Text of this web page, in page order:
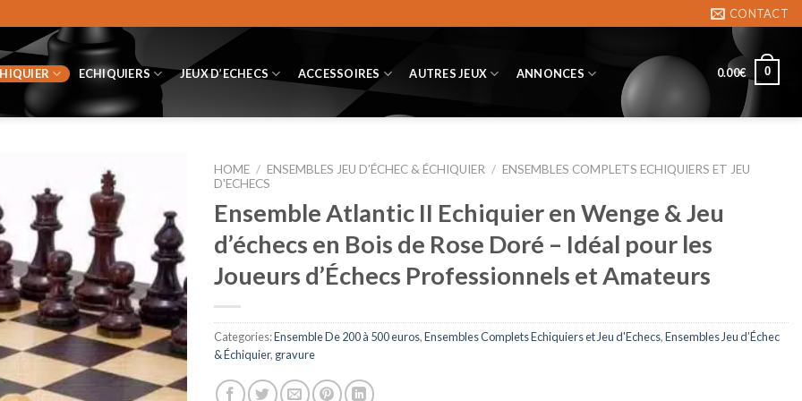
CONTACT
ECHIQUIERS JEUX D’ECHECS ACCESSOIRES AUTRES JEUX ANNONCES 0.00€ 0
HOME / ENSEMBLES JEU D’ÉCHEC & ÉCHIQUIER / ENSEMBLES COMPLETS ECHIQUIERS ET JEU
D'ECHECS
Ensemble Atlantic II Echiquier en Wenge & Jeu
d’échecs en Bois de Rose Doré – Idéal pour les
Joueurs d’Échecs Professionnels et Amateurs
Categories:Ensemble De 200 à 500 euros,Ensembles Complets Echiquiers et Jeu d'Echecs,Ensembles Jeu d’Échec
& Échiquier, gravure